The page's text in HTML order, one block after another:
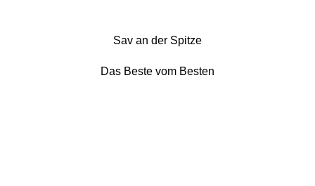
Sav an der Spitze
Das Beste vom Besten